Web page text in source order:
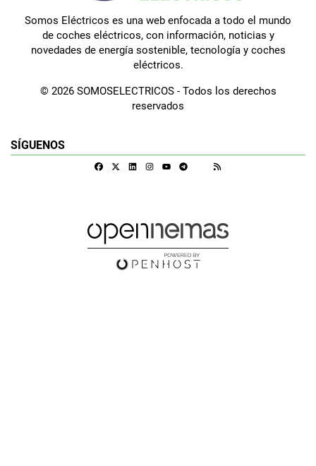
Somos Eléctricos es una web enfocada a todo el mundo
de coches eléctricos, con información, noticias y
novedades de energía sostenible, tecnología y coches
eléctricos.
© 2026 SOMOSELECTRICOS - Todos los derechos
reservados
SÍGUENOS
FacebookLinkedinInstagramTelegram
Google Discover